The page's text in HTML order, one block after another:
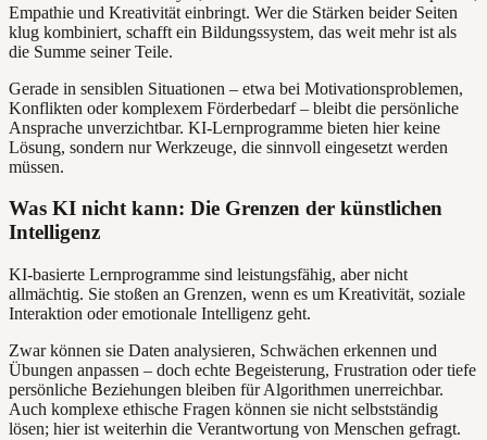
Empathie und Kreativität einbringt. Wer die Stärken beider Seiten
klug kombiniert, schafft ein Bildungssystem, das weit mehr ist als
die Summe seiner Teile.
Gerade in sensiblen Situationen – etwa bei Motivationsproblemen,
Konflikten oder komplexem Förderbedarf – bleibt die persönliche
Ansprache unverzichtbar. KI-Lernprogramme bieten hier keine
Lösung, sondern nur Werkzeuge, die sinnvoll eingesetzt werden
müssen.
Was KI nicht kann: Die Grenzen der künstlichen
Intelligenz
KI-basierte Lernprogramme sind leistungsfähig, aber nicht
allmächtig. Sie stoßen an Grenzen, wenn es um Kreativität, soziale
Interaktion oder emotionale Intelligenz geht.
Zwar können sie Daten analysieren, Schwächen erkennen und
Übungen anpassen – doch echte Begeisterung, Frustration oder tiefe
persönliche Beziehungen bleiben für Algorithmen unerreichbar.
Auch komplexe ethische Fragen können sie nicht selbstständig
lösen; hier ist weiterhin die Verantwortung von Menschen gefragt.